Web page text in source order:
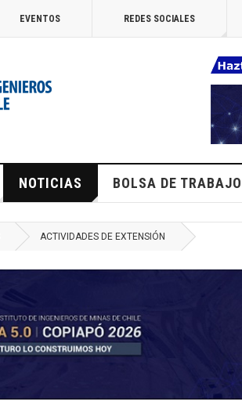
EVENTOS REDES SOCIALES
NOTICIAS BOLSA DE TRABAJO
ACTIVIDADES DE EXTENSIÓN